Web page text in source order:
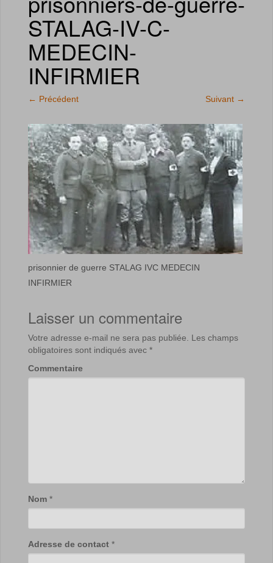
STALAG-IV-C-
MEDECIN-
INFIRMIER
← Précédent Suivant →
prisonnier de guerre STALAG IVC MEDECIN
INFIRMIER
Laisser un commentaire
Votre adresse e-mail ne sera pas publiée.
Les champs
obligatoires sont indiqués avec *
Commentaire
Nom *
Adresse de contact *